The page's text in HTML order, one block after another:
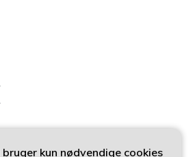
bruger kun nødvendige cookies